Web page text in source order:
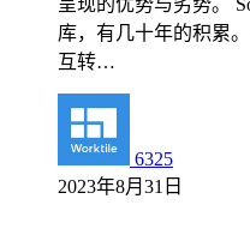
库，有几十年的积累
互转…
6325
2023年8月31日